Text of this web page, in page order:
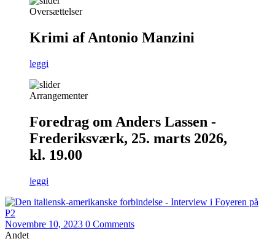
Oversættelser
Krimi af Antonio Manzini
leggi
Arrangementer
Foredrag om Anders Lassen -
Frederiksværk, 25. marts 2026,
kl. 19.00
leggi
Novembre 10, 2023 0 Comments
Andet